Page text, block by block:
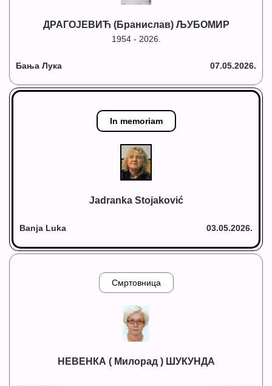
ДРАГОЈЕВИЋ (Бранислав) ЉУБОМИР
1954 - 2026.
Бања Лука 07.05.2026.
In memoriam
Jadranka Stojaković
Banja Luka 03.05.2026.
Смртовница
НЕВЕНКА ( Милорад ) ШУКУНДА